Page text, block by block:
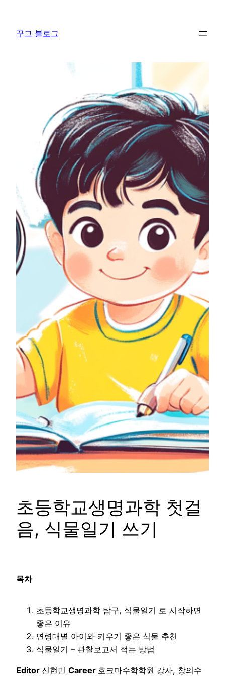
꾸그 블로그
초등학교생명과학 첫걸
음, 식물일기 쓰기
목차
초등학교생명과학 탐구, 식물일기 로 시작하면
좋은 이유
연령대별 아이와 키우기 좋은 식물 추천
식물일기 – 관찰보고서 적는 방법
Editor 신현민 Career 호크마수학학원 강사, 창의수